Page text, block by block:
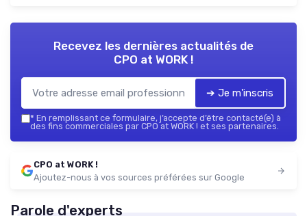
Recevez les dernières actualités de
CPO at WORK !
➔ Je m'inscris
* En remplissant ce formulaire, j’accepte d’être contacté(e) à
des fins commerciales par CPO at WORK ! et ses partenaires.
CPO at WORK !
Ajoutez-nous à vos sources préférées sur Google
Parole d'experts